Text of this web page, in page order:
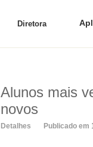
Diretora
Alunos mais
novos
Detalhes Publicado em